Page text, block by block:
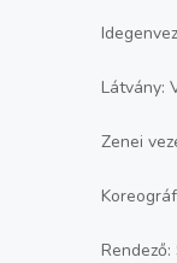
Látvány:
Zenei